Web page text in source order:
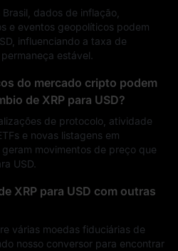
dados de inflação,
e eventos geopolíticos podem
influenciando a taxa de
estável.
do mercado cripto podem
de XRP para USD?
de protocolo, atividade
e novas listagens em
movimentos de preço que
USD.
XRP para USD com outras
várias moedas fiduciárias de
nosso conversor para encontrar